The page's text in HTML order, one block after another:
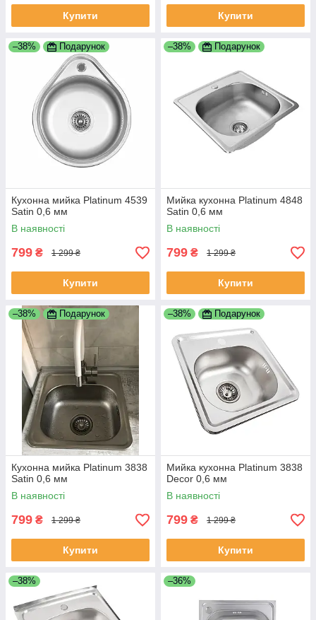
Купити Купити
–38% Подарунок
Кухонна мийка Platinum 4539
Satin 0,6 мм
В наявності
799 ₴ 1 299 ₴
Купити
–38% Подарунок
Мийка кухонна Platinum 4848
Satin 0,6 мм
В наявності
799 ₴ 1 299 ₴
Купити
–38% Подарунок
Кухонна мийка Platinum 3838
Satin 0,6 мм
В наявності
799 ₴ 1 299 ₴
Купити
–38% Подарунок
Мийка кухонна Platinum 3838
Decor 0,6 мм
В наявності
799 ₴ 1 299 ₴
Купити
–38% –36%